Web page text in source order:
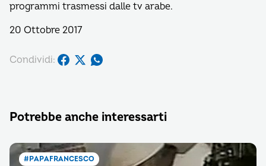
programmi trasmessi dalle tv arabe.
20 Ottobre 2017
Condividi:
Potrebbe anche interessarti
#PAPAFRANCESCO